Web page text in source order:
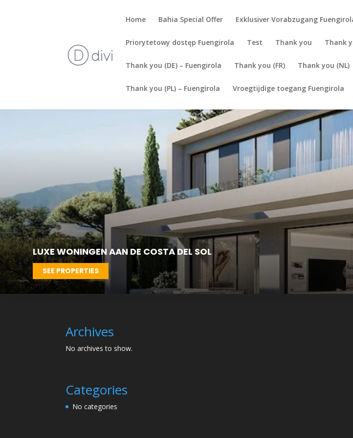
Home Bahia Special Offer Exklusiver Vorabzugang
Priorytetowy dostęp Fuengirola Test Thank you Thank
Thank you (DE) – Fuengirola Thank you (FR) Thank you (NL)
Thank you (PL) – Fuengirola Vroegtijdige toegang Fuengirola
LUXE WONINGEN AAN DE COSTA DEL SOL
SEE PROPERTIES
Archives
No archives to show.
Categories
No categories